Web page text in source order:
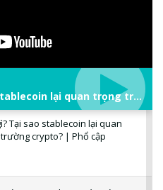
Stablecoin là gì? Tại sao stablecoin lại quan trọng trong thị trường crypto? | Phổ cập Blockchain
Tại sao stablecoin lại quan
crypto? | Phổ cập